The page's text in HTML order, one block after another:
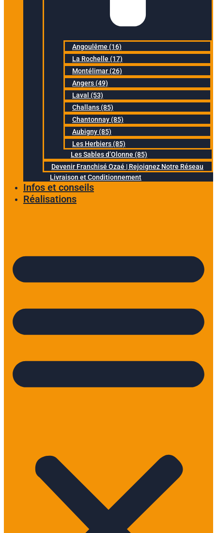
Angoulême (16)
La Rochelle (17)
Montélimar (26)
Angers (49)
Laval (53)
Challans (85)
Chantonnay (85)
Aubigny (85)
Les Herbiers (85)
Les Sables d’Olonne (85)
Devenir Franchisé Ozaé | Rejoignez Notre Réseau
Livraison et Conditionnement
Infos et conseils
Réalisations